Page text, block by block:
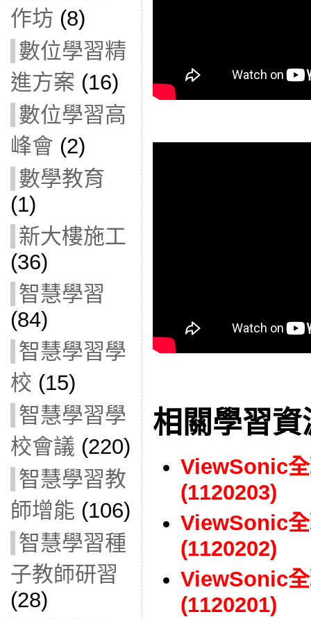
作坊 (8)
數位學習精
進方案 (16)
數位學習高
峰會 (2)
數學教育
(1)
新大樓施工
(36)
智慧學習
(84)
智慧學習學
校 (15)
智慧學習學
校會議 (220)
智慧學習教
師增能 (106)
智慧學習種
子教師研習
(28)
相關學習資
ViewSonic
(1120203)
ViewSonic
(1120202)
ViewSonic
(1120201)